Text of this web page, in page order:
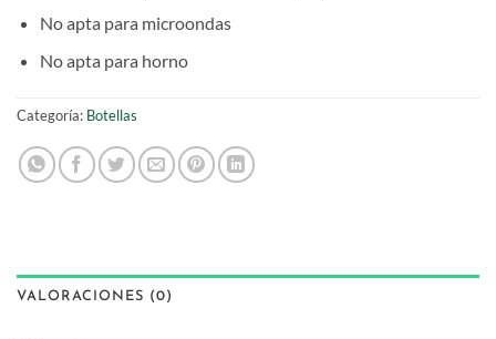
No apta para microondas
No apta para horno
Categoría: Botellas
VALORACIONES (0)